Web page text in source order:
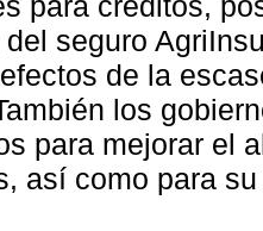
seguro
de la
los
para mejorar el
así como para